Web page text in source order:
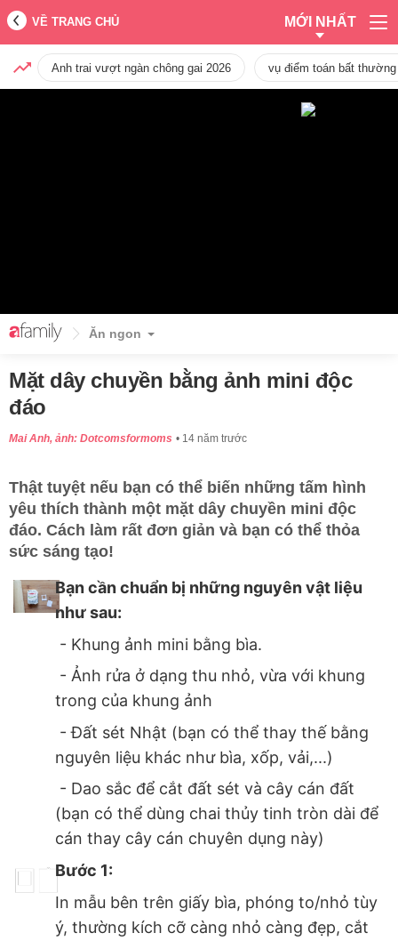
VỀ TRANG CHỦ MỚI NHẤT
Anh trai vượt ngàn chông gai 2026 vụ điểm toán bất
Ăn ngon
Mặt dây chuyền bằng ảnh mini độc
đáo
Mai Anh, ảnh: Dotcomsformoms 14 năm trước
Thật tuyệt nếu bạn có thể biến những tấm hình
yêu thích thành một mặt dây chuyền mini độc
đáo. Cách làm rất đơn giản và bạn có thể thỏa
sức sáng tạo!
Bạn cần chuẩn bị những nguyên vật liệu
như sau:
- Khung ảnh mini bằng bìa.
- Ảnh rửa ở dạng thu nhỏ, vừa với khung
trong của khung ảnh
- Đất sét Nhật (bạn có thể thay thế bằng
nguyên liệu khác như bìa, xốp, vải,...)
- Dao sắc để cắt đất sét và cây cán đất
(bạn có thể dùng chai thủy tinh tròn dài để
cán thay cây cán chuyên dụng này)
Bước 1:
In mẫu bên trên giấy bìa, phóng to/nhỏ tùy
ý, thường kích cỡ càng nhỏ càng đẹp, cắt